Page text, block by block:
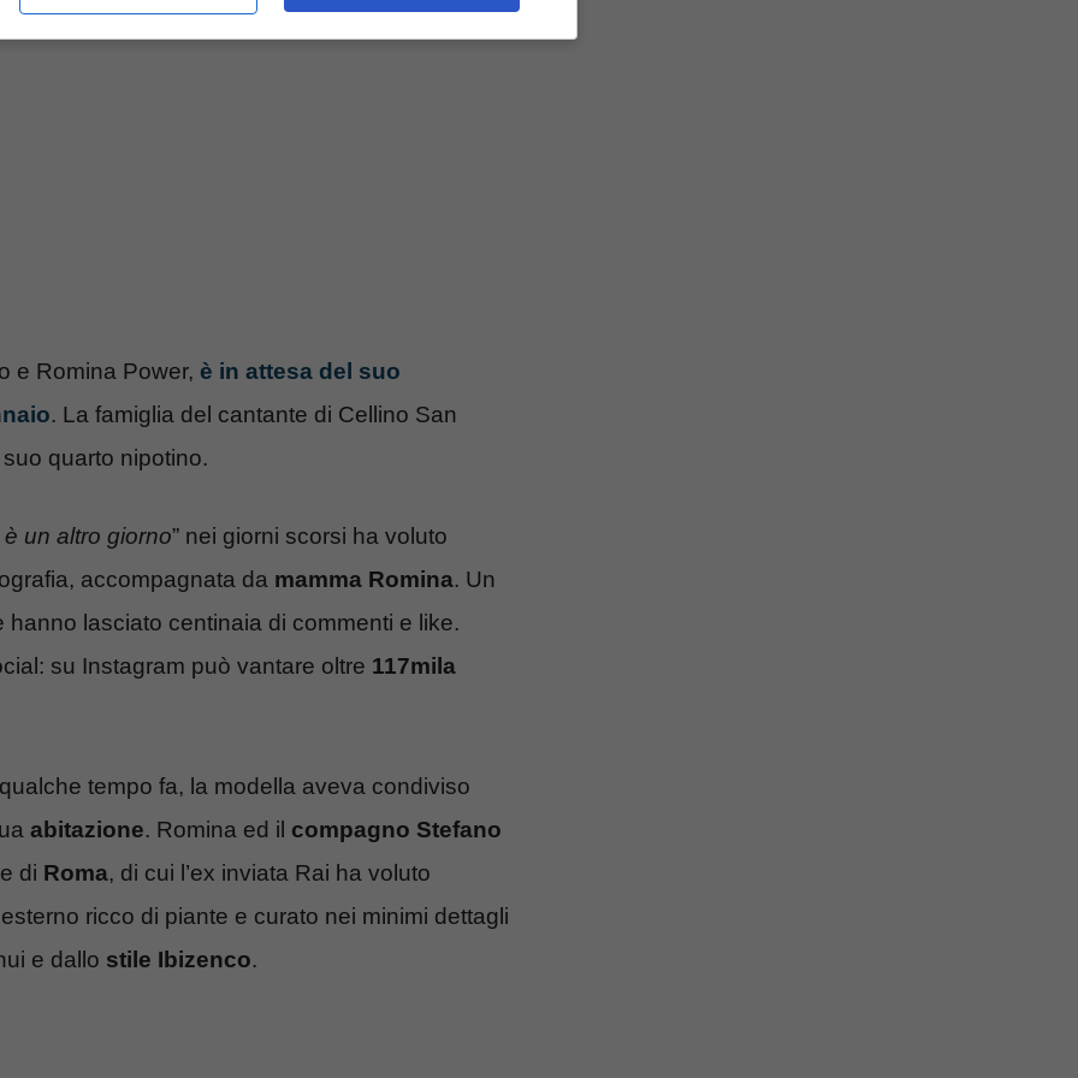
e Romina Power, è in attesa del suo
. La famiglia del cantante di Cellino San
quarto nipotino.
un altro giorno” nei giorni scorsi ha voluto
accompagnata da mamma Romina. Un
lasciato centinaia di commenti e like.
su Instagram può vantare oltre 117mila
tempo fa, la modella aveva condiviso
abitazione. Romina ed il compagno Stefano
di Roma, di cui l’ex inviata Rai ha voluto
ricco di piante e curato nei minimi dettagli
e dallo stile Ibizenco.